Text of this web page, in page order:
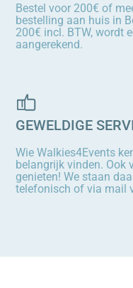
Bestel voor 200€ of
bestelling aan huis in
200€ incl. BTW, wordt
aangerekend.
GEWELDIGE
Wie Walkies4Events
belangrijk vinden. Ook
genieten! We staan
telefonisch of via mail